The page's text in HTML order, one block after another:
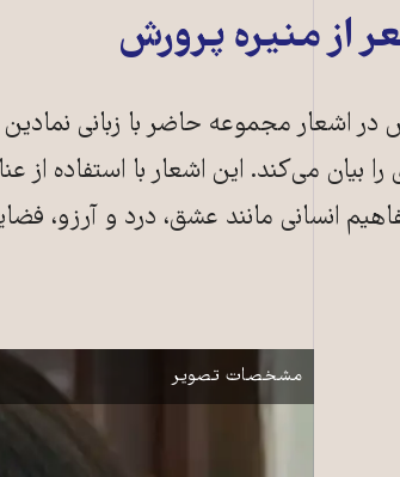
از منیره پرورش
در اشعار مجموعه حاضر با زبانی
را بیان می‌کند. این اشعار با استفاده از
انسانی مانند عشق، درد و آرزو،
نمایش
مشخصات تصویر